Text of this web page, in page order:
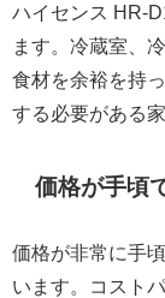
ハイセンス HR-
ます。冷蔵室、
食材を余裕を持
する必要がある
価格が手頃
価格が非常に手
います。コスト